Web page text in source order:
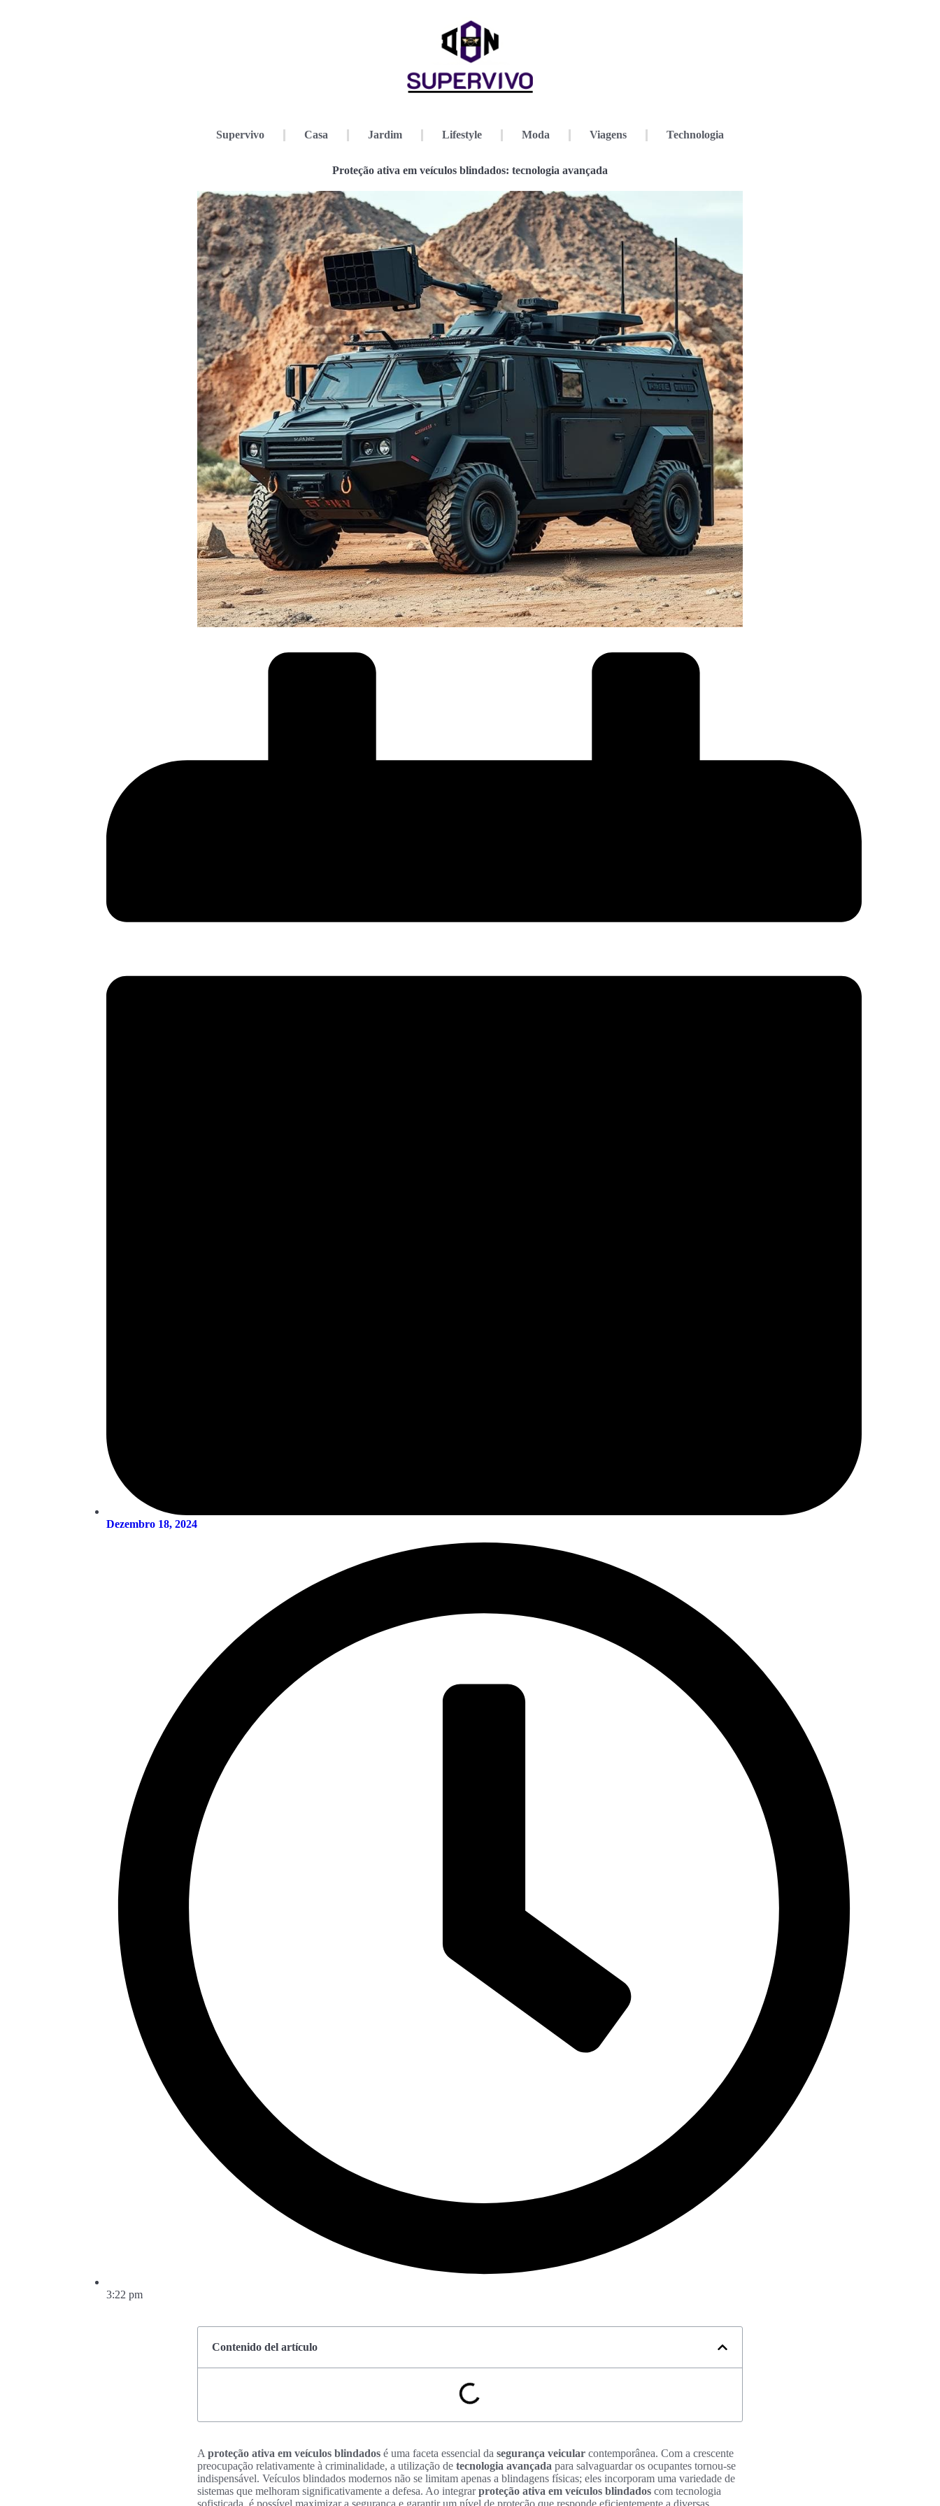
Supervivo Casa Jardim Lifestyle Moda Viagens Technologia
Proteção ativa em veículos blindados: tecnologia avançada
Dezembro 18, 2024
3:22 pm
Contenido del artículo
A proteção ativa em veículos blindados é uma faceta essencial da segurança veicular contemporânea. Com a crescente
preocupação relativamente à criminalidade, a utilização de tecnologia avançada para salvaguardar os ocupantes tornou-se
indispensável. Veículos blindados modernos não se limitam apenas a blindagens físicas; eles incorporam uma variedade de
sistemas que melhoram significativamente a defesa. Ao integrarproteção ativa em veículos blindados com tecnologia